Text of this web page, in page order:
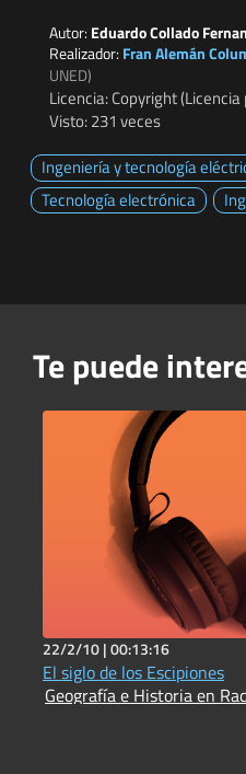
Autor: Eduardo Collado
Realizador: Fran Alemán
UNED)
Licencia: Copyright
Visto: 231 veces
Ingeniería y tecnología
Tecnología electrónica
Te puede
22/2/10 |00:13:16
El siglo de los Escipiones
Geografía e Historia en